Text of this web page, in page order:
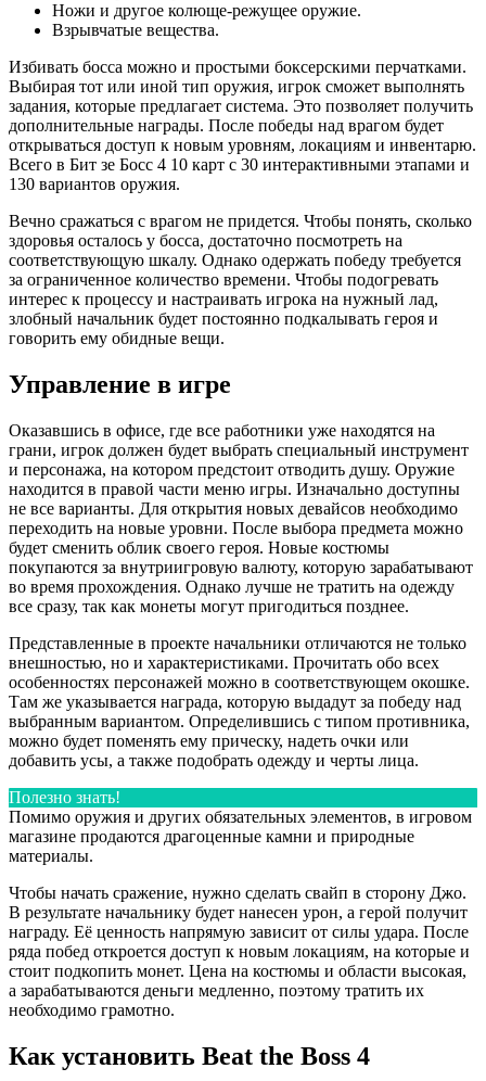
Ножи и другое колюще-режущее оружие.
Взрывчатые вещества.
Избивать босса можно и простыми боксерскими перчатками.
Выбирая тот или иной тип оружия, игрок сможет выполнять
задания, которые предлагает система. Это позволяет получить
дополнительные награды. После победы над врагом будет
открываться доступ к новым уровням, локациям и инвентарю.
Всего в Бит зе Босс 4 10 карт с 30 интерактивными этапами и
130 вариантов оружия.
Вечно сражаться с врагом не придется. Чтобы понять, сколько
здоровья осталось у босса, достаточно посмотреть на
соответствующую шкалу. Однако одержать победу требуется
за ограниченное количество времени. Чтобы подогревать
интерес к процессу и настраивать игрока на нужный лад,
злобный начальник будет постоянно подкалывать героя и
говорить ему обидные вещи.
Управление в игре
Оказавшись в офисе, где все работники уже находятся на
грани, игрок должен будет выбрать специальный инструмент
и персонажа, на котором предстоит отводить душу. Оружие
находится в правой части меню игры. Изначально доступны
не все варианты. Для открытия новых девайсов необходимо
переходить на новые уровни. После выбора предмета можно
будет сменить облик своего героя. Новые костюмы
покупаются за внутриигровую валюту, которую зарабатывают
во время прохождения. Однако лучше не тратить на одежду
все сразу, так как монеты могут пригодиться позднее.
Представленные в проекте начальники отличаются не только
внешностью, но и характеристиками. Прочитать обо всех
особенностях персонажей можно в соответствующем окошке.
Там же указывается награда, которую выдадут за победу над
выбранным вариантом. Определившись с типом противника,
можно будет поменять ему прическу, надеть очки или
добавить усы, а также подобрать одежду и черты лица.
Полезно знать!
Помимо оружия и других обязательных элементов, в игровом
магазине продаются драгоценные камни и природные
материалы.
Чтобы начать сражение, нужно сделать свайп в сторону Джо.
В результате начальнику будет нанесен урон, а герой получит
награду. Её ценность напрямую зависит от силы удара. После
ряда побед откроется доступ к новым локациям, на которые и
стоит подкопить монет. Цена на костюмы и области высокая,
а зарабатываются деньги медленно, поэтому тратить их
необходимо грамотно.
Как установить Beat the Boss 4